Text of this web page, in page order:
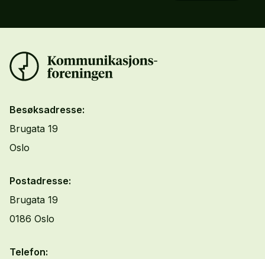
Besøksadresse:
Brugata 19
Oslo
Postadresse:
Brugata 19
0186 Oslo
Telefon: